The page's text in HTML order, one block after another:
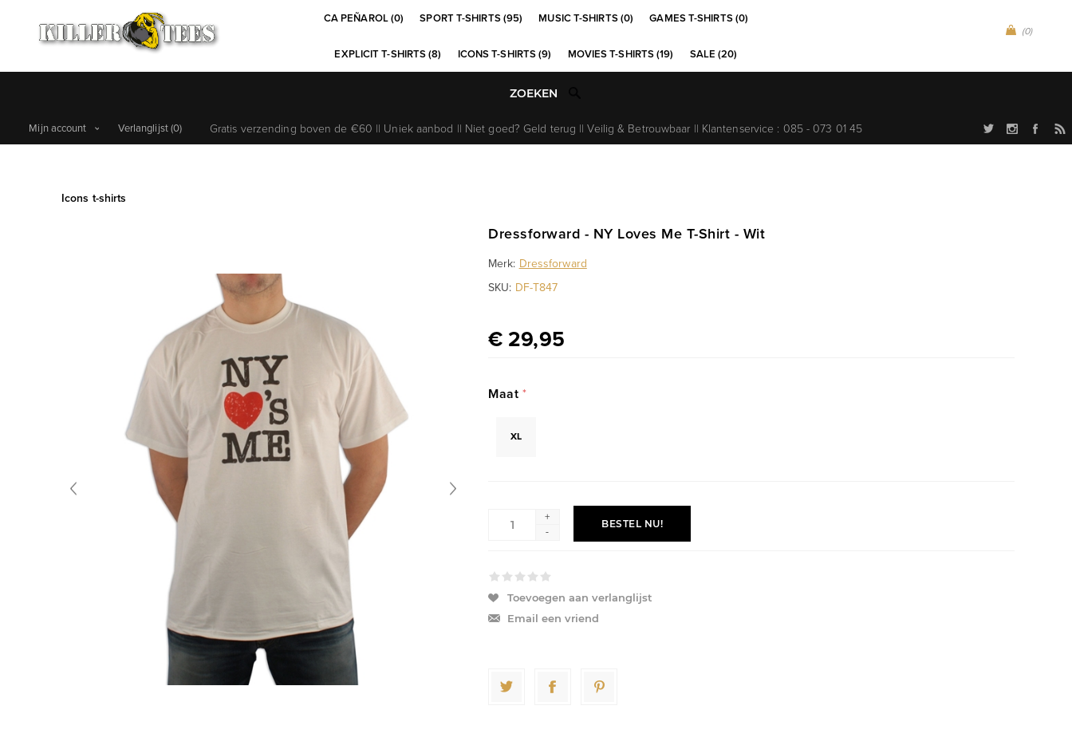
(0)
CA PEÑAROL (0) SPORT T-SHIRTS (95) MUSIC T-SHIRTS (0) GAMES T-SHIRTS (0)
EXPLICIT T-SHIRTS (8) ICONS T-SHIRTS (9) MOVIES T-SHIRTS (19) SALE (20)
Gratis verzending boven de €60 || Uniek aanbod || Niet goed? Geld terug || Veilig & Betrouwbaar || Klantenservice : 085 - 073 01 45
Mijn account Verlanglijst(0)
Icons t-shirts
Dressforward - NY Loves Me T-Shirt - Wit
Merk: Dressforward
SKU: DF-T847
€ 29,95
Maat *
XL
+
-
BESTEL NU!
Toevoegen aan verlanglijst
Email een vriend